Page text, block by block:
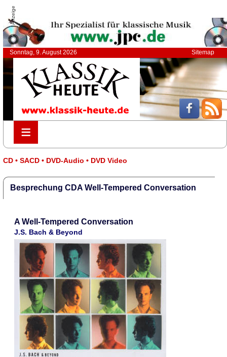
Anzeige
Sonntag, 9. August 2026 Sitemap
≡
≡
CD • SACD • DVD-Audio • DVD Video
Besprechung CDA Well-Tempered Conversation
A Well-Tempered Conversation
J.S. Bach & Beyond